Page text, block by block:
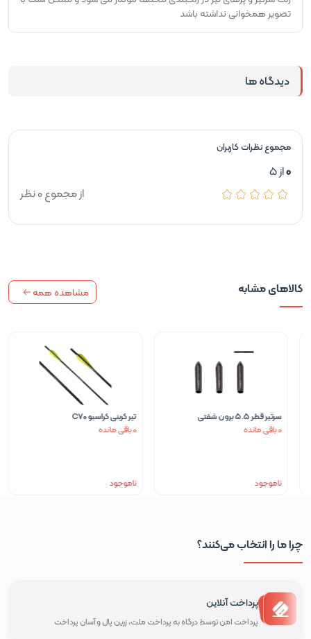
تصویر همخوانی نداشته باشد
کالاهای مشابه مشاهده همه
سرتیر قطر 5.5 برون شفتی
0 باقی مانده
ناموجود
تیر کربنی کراسبو C70
0 باقی مانده
ناموجود
دیدگاه ها
مجموع نظرات کاربران
0از 5
از مجموع 0 نظر
چرا ما را انتخاب می‌کنند؟
پرداخت آنلاین
پرداخت امن توسط درگاه به پرداخت ملت، زرین پال و آسان پرداخت